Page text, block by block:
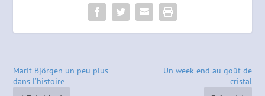
Marit Björgen un peu plus
dans l’histoire
Un week-end au goût de
cristal